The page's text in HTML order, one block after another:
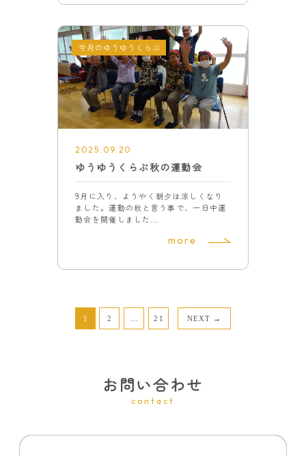
今月のゆうゆうくらぶ
2025.09.20
ゆうゆうくらぶ秋の運動会
9月に入り、ようやく朝夕は涼しくなり
ました。運動の秋と言う事で、一日中運
動会を開催しました...
more
1 2 21 NEXT →
お問い合わせ
contact